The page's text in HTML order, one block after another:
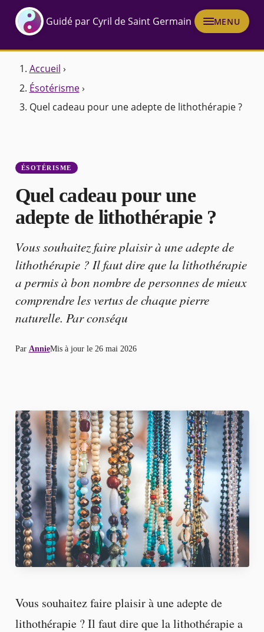
Guidé par Cyril de Saint Germain MENU
Accueil ›
Ésotérisme ›
Quel cadeau pour une adepte de lithothérapie ?
ÉSOTÉRISME
Quel cadeau pour une
adepte de lithothérapie ?
Vous souhaitez faire plaisir à une adepte de
lithothérapie ? Il faut dire que la lithothérapie
a permis à bon nombre de personnes de mieux
comprendre les vertus de chaque pierre
naturelle. Par conséqu
Par AnnieMis à jour le 26 mai 2026
Vous souhaitez faire plaisir à une adepte de
lithothérapie ? Il faut dire que la lithothérapie a